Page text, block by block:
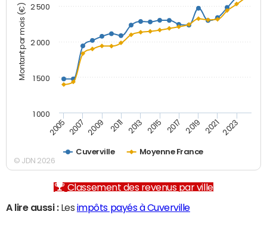
Montant par mois (€)
Cuverville Moyenne France
2005 2007 2009 2011 2013 2015 2017 2019 2021 2023
1 000
1 500
2 000
2 500
© JDN 2026
Classement des revenus par ville
A lire aussi :Les impôts payés à Cuverville